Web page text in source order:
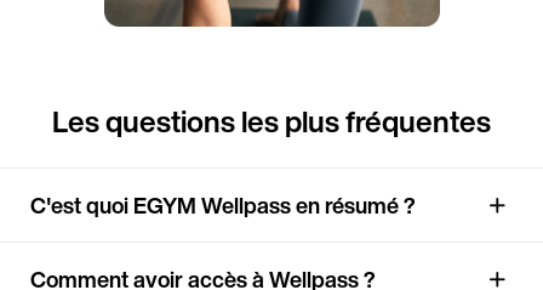
Les questions les plus fréquentes
C'est quoi EGYM Wellpass en résumé ?
Comment avoir accès à Wellpass ?